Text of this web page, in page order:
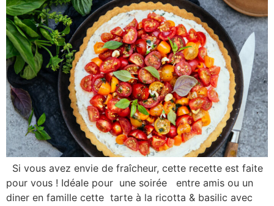
Si vous avez envie de fraîcheur, cette recette est faite
pour vous ! Idéale pour une soirée entre amis ou un
diner en famille cette tarte à la ricotta & basilic avec